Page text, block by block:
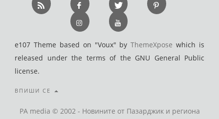
e107 Theme based on "Voux" byThemeXpose which is
released under the terms of the GNU General Public
license.
ВПИШИ СЕ
PA media © 2002 - Новините от Пазарджик и региона